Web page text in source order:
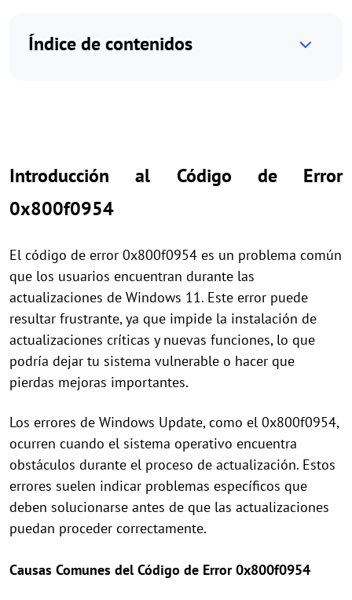
Índice de contenidos
Introducción al Código de Error
0x800f0954
El código de error 0x800f0954 es un problema común
que los usuarios encuentran durante las
actualizaciones de Windows 11. Este error puede
resultar frustrante, ya que impide la instalación de
actualizaciones críticas y nuevas funciones, lo que
podría dejar tu sistema vulnerable o hacer que
pierdas mejoras importantes.
Los errores de Windows Update, como el 0x800f0954,
ocurren cuando el sistema operativo encuentra
obstáculos durante el proceso de actualización. Estos
errores suelen indicar problemas específicos que
deben solucionarse antes de que las actualizaciones
puedan proceder correctamente.
Causas Comunes del Código de Error 0x800f0954